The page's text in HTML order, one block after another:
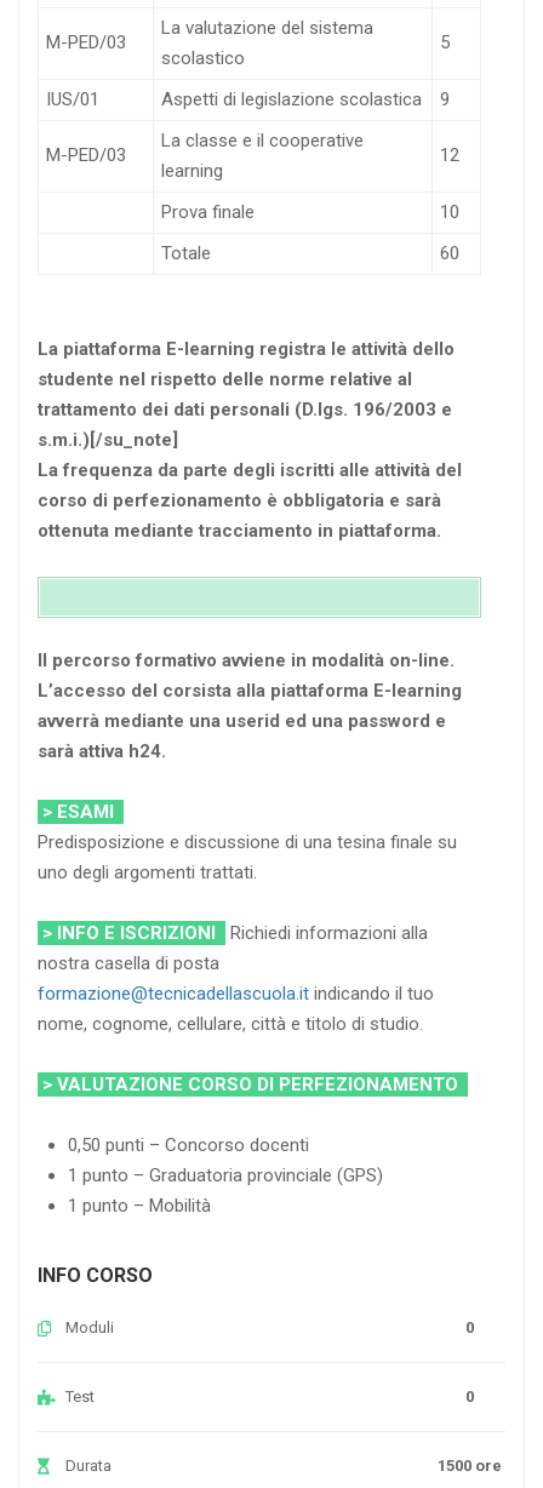
M-PED/03
La valutazione del sistema
scolastico
5
IUS/01 Aspetti di legislazione scolastica 9
M-PED/03
La classe e il cooperative
learning
12
Prova finale
10
Totale
60
La piattaforma E-learning registra le attività dello
studente nel rispetto delle norme relative al
trattamento dei dati personali (D.lgs. 196/2003 e
s.m.i.)[/su_note]
La frequenza da parte degli iscritti alle attività del
corso di perfezionamento è obbligatoria e sarà
ottenuta mediante tracciamento in piattaforma.
Il percorso formativo avviene in modalità on-line.
L’accesso del corsista alla piattaforma E-learning
avverrà mediante una userid ed una password e
sarà attiva h24.
> ESAMI
Predisposizione e discussione di una tesina finale su
uno degli argomenti trattati.
> INFO E ISCRIZIONI
Richiedi informazioni alla
nostra casella di posta
formazione@tecnicadellascuola.it indicando il tuo
nome, cognome, cellulare, città e titolo di studio.
> VALUTAZIONE CORSO DI PERFEZIONAMENTO
0,50 punti – Concorso docenti
1 punto – Graduatoria provinciale (GPS)
1 punto – Mobilità
INFO CORSO
Moduli 0
Test 0
Durata 1500 ore